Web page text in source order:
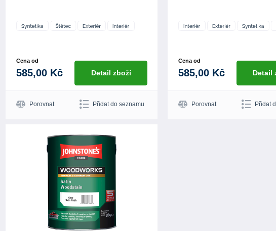
Cena od
585,00 Kč Detail zboží
Porovnat Přidat do seznamu
Cena od
585,00 Kč Detail
Porovnat Přidat